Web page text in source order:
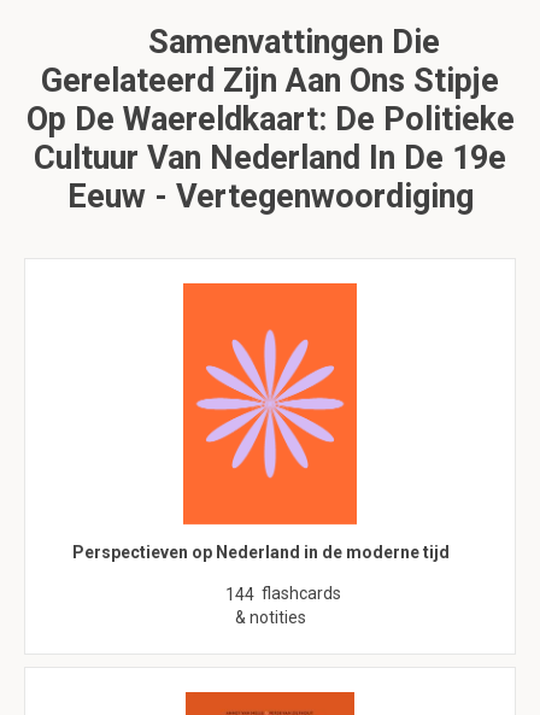
Samenvattingen Die
Gerelateerd Zijn Aan Ons Stipje
Op De Waereldkaart: De Politieke
Cultuur Van Nederland In De 19e
Eeuw - Vertegenwoordiging
Perspectieven op Nederland in de moderne tijd
144 flashcards
& notities